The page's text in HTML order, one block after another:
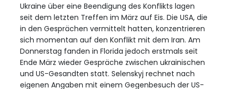
Ukraine über eine Beendigung des Konflikts lagen
seit dem letzten Treffen im März auf Eis. Die USA, die
in den Gesprächen vermittelt hatten, konzentrieren
sich momentan auf den Konflikt mit dem Iran. Am
Donnerstag fanden in Florida jedoch erstmals seit
Ende März wieder Gespräche zwischen ukrainischen
und US-Gesandten statt. Selenskyj rechnet nach
eigenen Angaben mit einem Gegenbesuch der US-